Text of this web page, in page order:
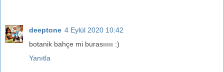
deeptone 4 Eylül 2020 10:42
botanik bahçe mi burasııııı :)
Yanıtla